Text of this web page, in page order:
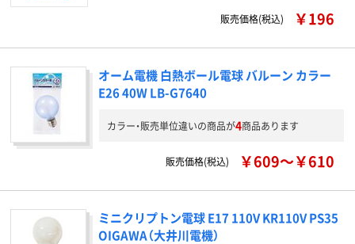
販売価格(税込) ￥196
オーム電機 白熱ボール電球 バルーン カラー
E26 40W LB-G7640
カラー・販売単位違いの商品が4商品あります
販売価格(税込) ￥609～￥610
ミニクリプトン電球 E17 110V KR110V PS35
OIGAWA（大井川電機）